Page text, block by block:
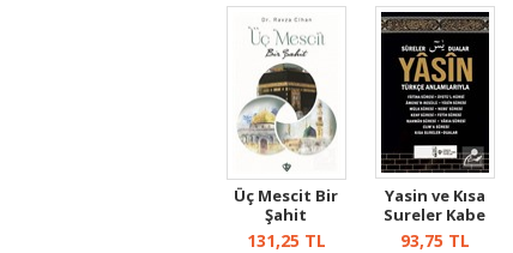
Üç Mescit Bir
Şahit
131,25 TL
Yasin ve Kısa
Sureler Kabe
Desenli (Orta...
93,75 TL